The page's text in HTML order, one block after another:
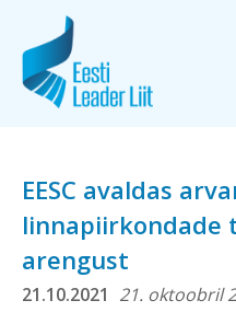
EESC avaldas
linnapiirkondade
arengust
21.10.2021 21. oktoobril